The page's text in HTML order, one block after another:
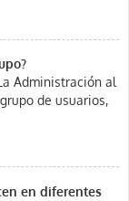
Administración al
de usuarios,
en diferentes